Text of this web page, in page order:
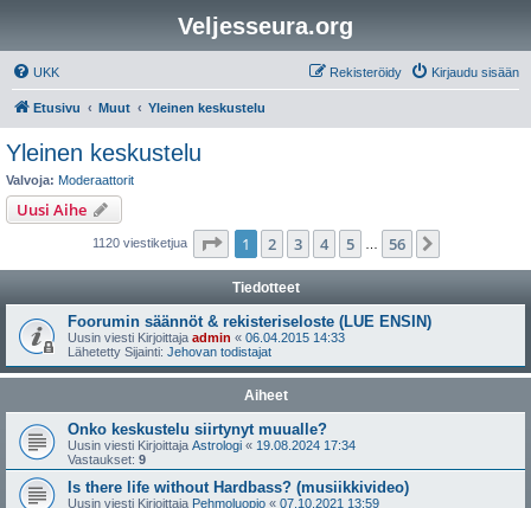
Veljesseura.org
UKK Kirjaudu sisään
Rekisteröidy
Etusivu Muut Yleinen keskustelu
Yleinen keskustelu
Valvoja: Moderaattorit
Uusi Aihe
1120 viestiketjua Sivu /56
1 2 3 4 5 56
Tiedotteet
Foorumin säännöt & rekisteriseloste (LUE ENSIN)
Uusin viesti Kirjoittaja admin « 06.04.2015 14:33
Lähetetty Sijainti: Jehovan todistajat
Aiheet
Onko keskustelu siirtynyt muualle?
Uusin viesti Kirjoittaja Astrologi « 19.08.2024 17:34
Vastaukset: 9
Is there life without Hardbass? (musiikkivideo)
Uusin viesti Kirjoittaja Pehmoluopio « 07.10.2021 13:59